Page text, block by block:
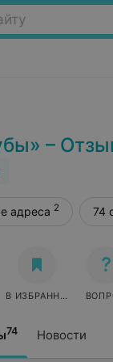
–
74 Новости
адреса 2 74
В ИЗБРАННОЕ